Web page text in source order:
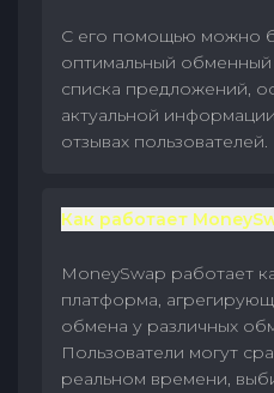
С его помощью можно
оптимальный
списка предложений,
актуальной
отзывах пользователей.
Как работает
MoneySwap работает
платформа,
обмена у различных
Пользователи могут
реальном времени,